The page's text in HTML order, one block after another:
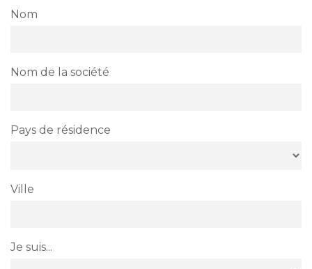
Nom
Nom de la société
Pays de résidence
Ville
Je suis...